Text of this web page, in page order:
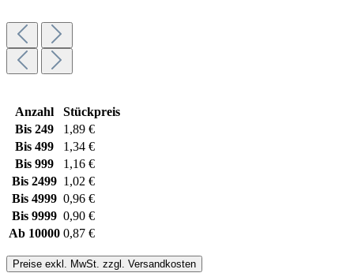
Anzahl
Stückpreis
Bis 249
1,89 €
Bis 499
1,34 €
Bis 999
1,16 €
Bis 2499 1,02 €
Bis 4999 0,96 €
Bis 9999 0,90 €
Ab 10000 0,87 €
Preise exkl. MwSt. zzgl. Versandkosten